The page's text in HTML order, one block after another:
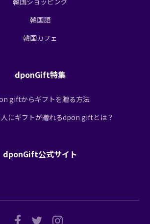
韓国語
韓国カフェ
dponGift特集
giftからギフトを贈る方法
にギフトが贈れるdpon giftとは？
dponGift公式サイト